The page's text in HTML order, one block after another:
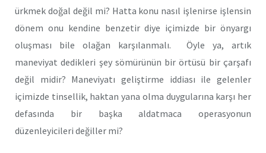
ürkmek doğal değil mi? Hatta konu nasıl işlenirse işlensin
dönem onu kendine benzetir diye içimizde bir önyargı
oluşması bile olağan karşılanmalı. Öyle ya, artık
maneviyat dedikleri şey sömürünün bir örtüsü bir çarşafı
değil midir? Maneviyatı geliştirme iddiası ile gelenler
içimizde tinsellik, haktan yana olma duygularına karşı her
defasında bir başka aldatmaca operasyonun
düzenleyicileri değiller mi?